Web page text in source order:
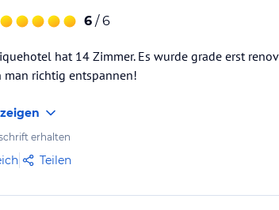
6 / 6
hat 14 Zimmer. Es wurde grade erst
man richtig entspannen!
erhalten
Teilen